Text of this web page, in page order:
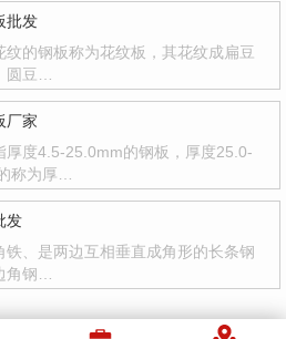
批发
纹的钢板称为花纹板，其花纹成扁豆
圆豆…
厂家
厚度4.5-25.0mm的钢板，厚度25.0-
称为厚…
发
铁、是两边互相垂直成角形的长条钢
角钢…